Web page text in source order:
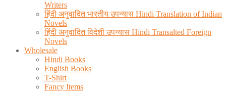
Writers
हिंदी अनुवादित भारतीय उपन्यास Hindi Translation of Indian
Novels
हिंदी अनुवादित विदेशी उपन्यास Hindi Transalted Foreign
Novels
Wholesale
Hindi Books
English Books
T-Shirt
Fancy Items